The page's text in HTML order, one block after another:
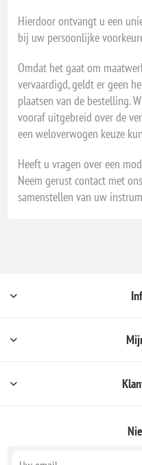
Hierdoor ontvangt u een
bij uw persoonlijke
Omdat het gaat om
vervaardigd, geldt er geen
plaatsen van de bestelling.
vooraf uitgebreid over de
een weloverwogen keuze
Heeft u vragen over een
Neem gerust contact met
samenstellen van uw